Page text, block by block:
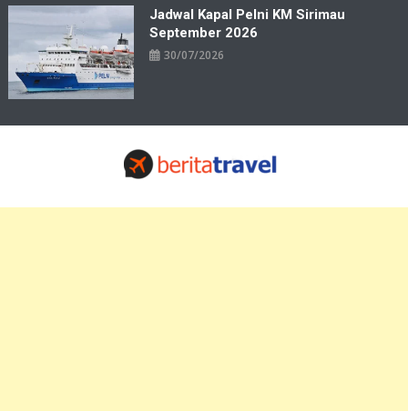
Jadwal Kapal Pelni KM Sirimau
September 2026
30/07/2026
Travelbiz